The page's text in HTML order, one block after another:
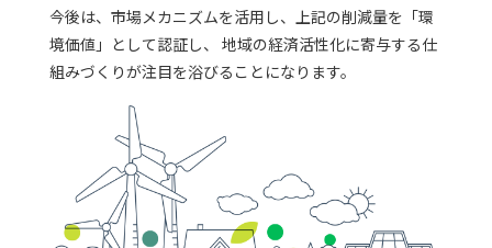
今後は、市場メカニズムを活用し、上記の削減量を「環
境価値」として認証し、 地域の経済活性化に寄与する仕
組みづくりが注目を浴びることになります。